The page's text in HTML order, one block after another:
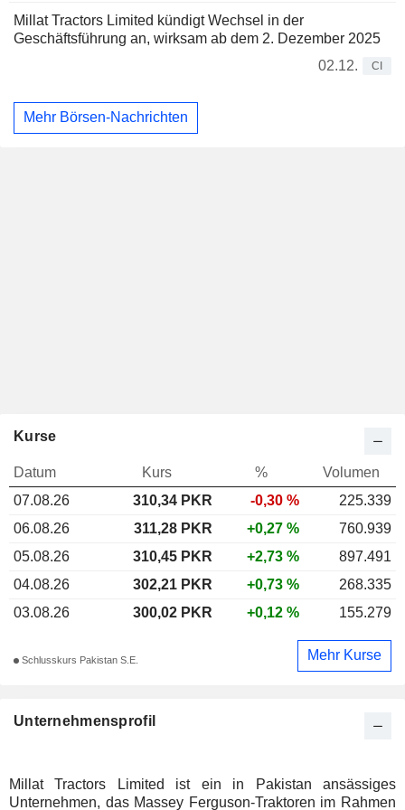
Millat Tractors Limited kündigt Wechsel in der
Geschäftsführung an, wirksam ab dem 2. Dezember 2025
02.12.
CI
Mehr Börsen-Nachrichten
Unternehmensprofil
Millat Tractors Limited ist ein in Pakistan ansässiges
Unternehmen, das Massey Ferguson-Traktoren im Rahmen
Kurse
Datum Kurs %
Volumen
07.08.26
310,34 PKR -0,30 %
225.339
06.08.26
311,28 PKR +0,27 %
760.939
05.08.26
310,45 PKR +2,73 %
897.491
04.08.26
302,21 PKR +0,73 %
268.335
03.08.26
300,02 PKR +0,12 % 155.279
Schlusskurs Pakistan S.E. Mehr Kurse